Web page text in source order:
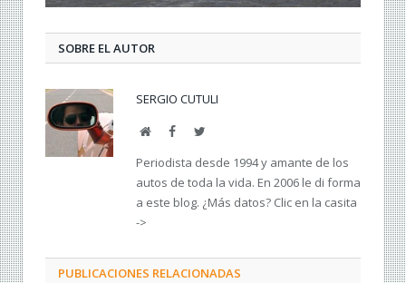
SOBRE EL AUTOR
SERGIO CUTULI
WebFacebookTwitter
Periodista desde 1994 y amante de los
autos de toda la vida. En 2006 le di forma
a este blog. ¿Más datos? Clic en la casita
->
PUBLICACIONES RELACIONADAS